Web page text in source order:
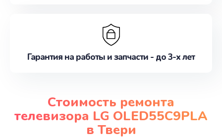
Гарантия на работы и запчасти - до 3-х лет
Стоимость ремонта
телевизора LG OLED55C9PLA
в Твери